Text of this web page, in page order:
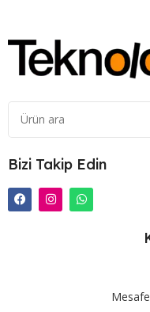
Bizi Takip Edin